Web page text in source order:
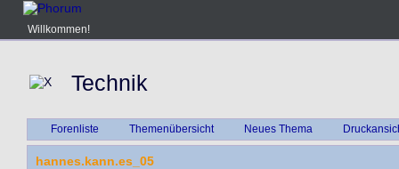
Willkommen!
Technik
Forenliste Themenübersicht Neues Thema
hannes.kann.es_05